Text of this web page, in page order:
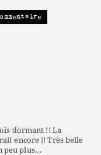
dormant !! La
encore !! Très belle
peu plus...